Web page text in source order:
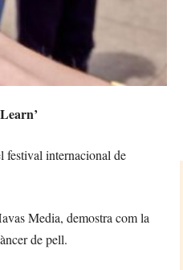
festival internacional de
Media, demostra com la
de pell.